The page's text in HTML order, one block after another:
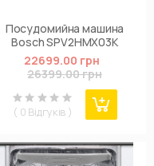
Посудомийна машина
Bosch SPV2HMX03K
22699.00 грн
26399.00 грн
( 0 Відгуків )